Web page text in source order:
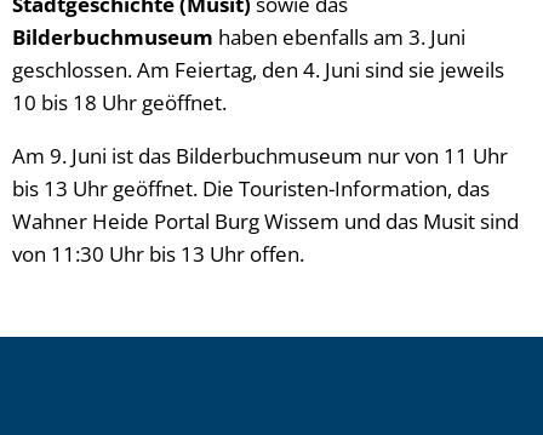
Bilderbuchmuseum haben ebenfalls am 3. Juni
geschlossen. Am Feiertag, den 4. Juni sind sie jeweils
10 bis 18 Uhr geöffnet.
Am 9. Juni ist das Bilderbuchmuseum nur von 11 Uhr
bis 13 Uhr geöffnet. Die Touristen-Information, das
Wahner Heide Portal Burg Wissem und das Musit sind
von 11:30 Uhr bis 13 Uhr offen.